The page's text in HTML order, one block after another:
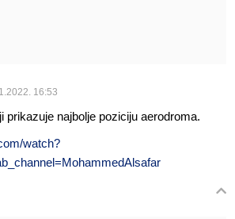
16:53
prikazuje najbolje poziciju aerodroma.
watch?